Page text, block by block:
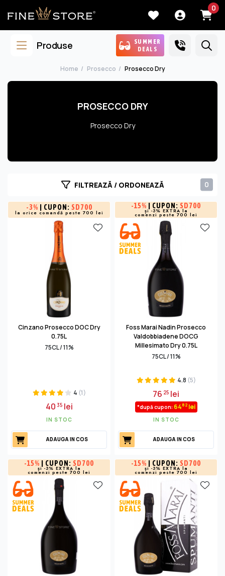
0
Produse
SUMMER
DEALS
Home Prosecco Prosecco Dry
PROSECCO DRY
Prosecco Dry
FILTREAZĂ / ORDONEAZĂ 0
-3% | CUPON: SD700
la orice comandă peste 700 lei
Cinzano Prosecco DOC Dry
0.75L
75CL / 11%
4 (1)
40 35lei
IN STOC
ADAUGA IN COS
-15% | CUPON: SD700
și -3% EXTRA la
comenzi peste 700 lei
Foss Marai Nadin Prosecco
Valdobbiadene DOCG
Millesimato Dry 0.75L
75CL / 11%
4.8 (5)
76 25 lei
*după cupon: 6482lei
IN STOC
ADAUGA IN COS
-15% | CUPON: SD700
și -3% EXTRA la
comenzi peste 700 lei
-15% | CUPON: SD700
și -3% EXTRA la
comenzi peste 700 lei